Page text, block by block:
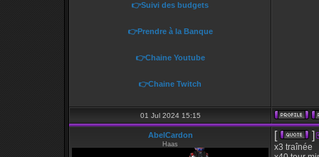
👉Suivi des budgets
👉Prendre à la Banque
👉Chaine Youtube
👉Chaine Twitch
01 Jul 2024 15:15
AbelCardon
Haas
[ ]
x3 traînée